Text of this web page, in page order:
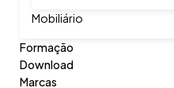
Mobiliário
Formação
Download
Marcas